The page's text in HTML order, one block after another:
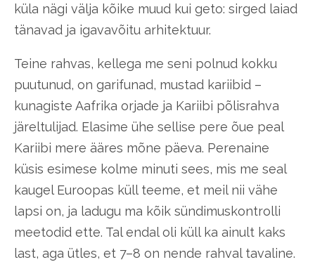
küla nägi välja kõike muud kui geto: sirged laiad
tänavad ja igavavõitu arhitektuur.
Teine rahvas, kellega me seni polnud kokku
puutunud, on garifunad, mustad kariibid –
kunagiste Aafrika orjade ja Kariibi põlisrahva
järeltulijad. Elasime ühe sellise pere õue peal
Kariibi mere ääres mõne päeva. Perenaine
küsis esimese kolme minuti sees, mis me seal
kaugel Euroopas küll teeme, et meil nii vähe
lapsi on, ja ladugu ma kõik sündimuskontrolli
meetodid ette. Tal endal oli küll ka ainult kaks
last, aga ütles, et 7–8 on nende rahval tavaline.